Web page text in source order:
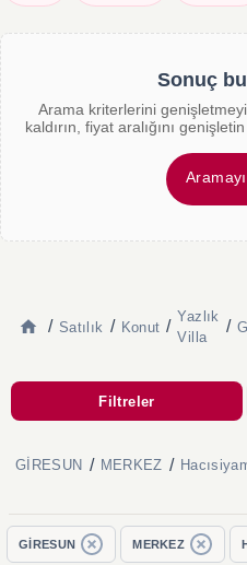
Sonuç
Arama kriterlerini
kaldırın, fiyat aralığını
/ Satılık / Konut /
Yazlık
Villa
/
Filtreler
GİRESUN / MERKEZ /
GİRESUN MERKEZ